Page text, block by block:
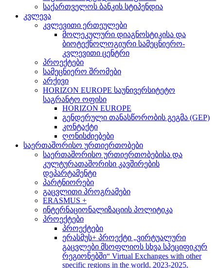
საქართველოს ბანკის სტიპენდია
კვლევა
კვლევითი ერთეულები
მოლეკულური დიაგნოსტიკისა და
ბიოტექნოლოგიური სამეცნიერო-
კვლევითი ცენტრი
პროექტები
სამეცნიერო შრომები
არქივი
HORIZON EUROPE საუნივერსიტეტო
საგრანტო ოფისი
HORIZON EUROPE
გენდერული თანასწორობის გეგმა (GEP)
კონტაქტი
ღონისძიებები
საერთაშორისო ურთიერთობები
საერთაშორისო ურთიერთობებისა და
კულტურათაშორისი კავშირების
დეპარტამენტი
პარტნიორები
გაცვლითი პროგრამები
ERASMUS +
ინტერნაციონალიზაციის პოლიტიკა
პროექტები
პროექტები
ერასმუს+ პროექტი „ვირტუალური
გაცვლები მსოფლიოს სხვა სპეციფიკურ
რეგიონებში“ Virtual Exchanges with other
specific regions in the world, 2023-2025.